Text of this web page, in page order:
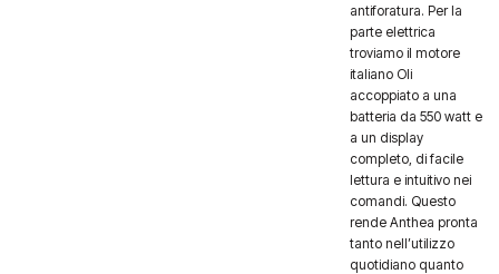
antiforatura. Per la
parte elettrica
troviamo il motore
italiano Oli
accoppiato a una
batteria da 550 watt e
a un display
completo, di facile
lettura e intuitivo nei
comandi. Questo
rende Anthea pronta
tanto nell’utilizzo
quotidiano quanto